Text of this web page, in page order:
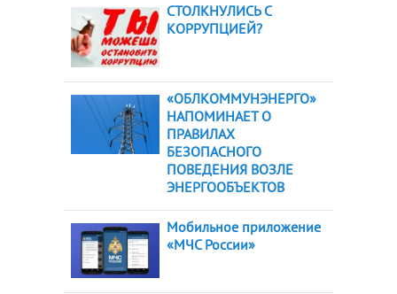
СТОЛКНУЛИСЬ С
КОРРУПЦИЕЙ?
«ОБЛКОММУНЭНЕРГО»
НАПОМИНАЕТ О
ПРАВИЛАХ
БЕЗОПАСНОГО
ПОВЕДЕНИЯ ВОЗЛЕ
ЭНЕРГООБЪЕКТОВ
Мобильное приложение
«МЧС России»